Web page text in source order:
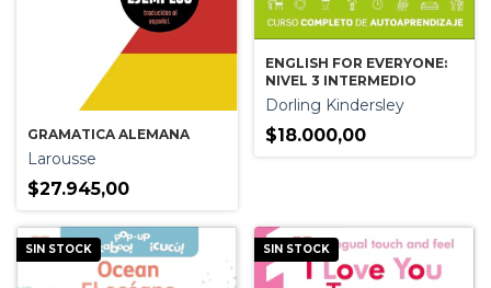
GRAMATICA ALEMANA
Larousse
$27.945,00
ENGLISH FOR EVERYONE:
NIVEL 3 INTERMEDIO
Dorling Kindersley
$18.000,00
SIN STOCK SIN STOCK